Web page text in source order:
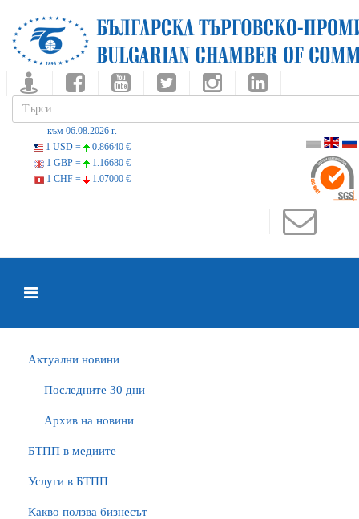
към 06.08.2026 г.
1 USD =
0.86640 €
1 GBP =
1.16680 €
1 CHF =
1.07000 €
Актуални новини
Последните 30 дни
Архив на новини
БTПП в медиите
Услуги в БТПП
Какво ползва бизнесът